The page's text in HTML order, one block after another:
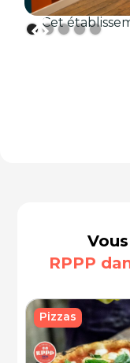
Cet
RPPP
Pizzas